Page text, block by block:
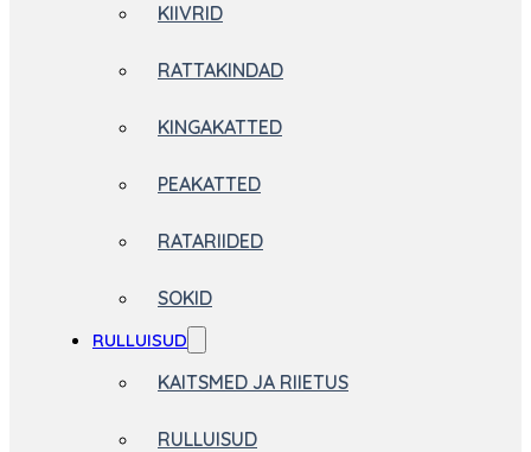
KIIVRID
RATTAKINDAD
KINGAKATTED
PEAKATTED
RATARIIDED
SOKID
RULLUISUD
KAITSMED JA RIIETUS
RULLUISUD